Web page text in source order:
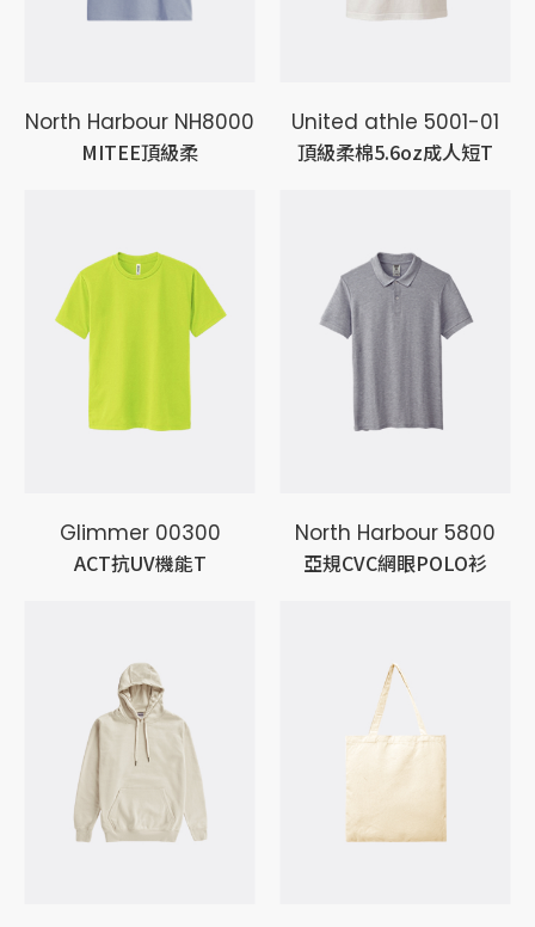
North Harbour NH8000
MITEE頂級柔
United athle 5001-01
頂級柔棉5.6oz成人短T
Glimmer 00300
ACT抗UV機能T
North Harbour 5800
亞規CVC網眼POLO衫